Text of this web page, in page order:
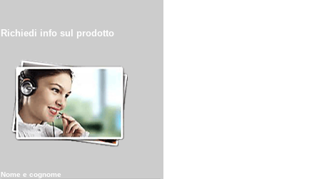
Richiedi info sul prodotto
Nome e cognome